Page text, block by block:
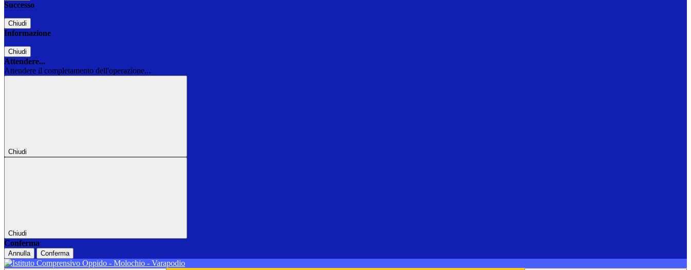
Successo
Chiudi
Informazione
Chiudi
Attendere...
Attendere il completamento dell'operazione...
Chiudi
Chiudi
Conferma
Annulla Conferma